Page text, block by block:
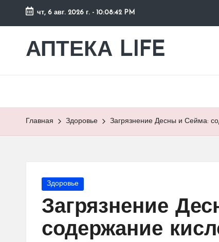
Перейти
содержимому
чт, 6 авг. 2026 г. - 10:08:43 PM
АПТЕКА LIFE
сайт
Главная Здоровье Загрязнение Десны и Сейма:
Опубликовано
Здоровье
Загрязнение
содержание